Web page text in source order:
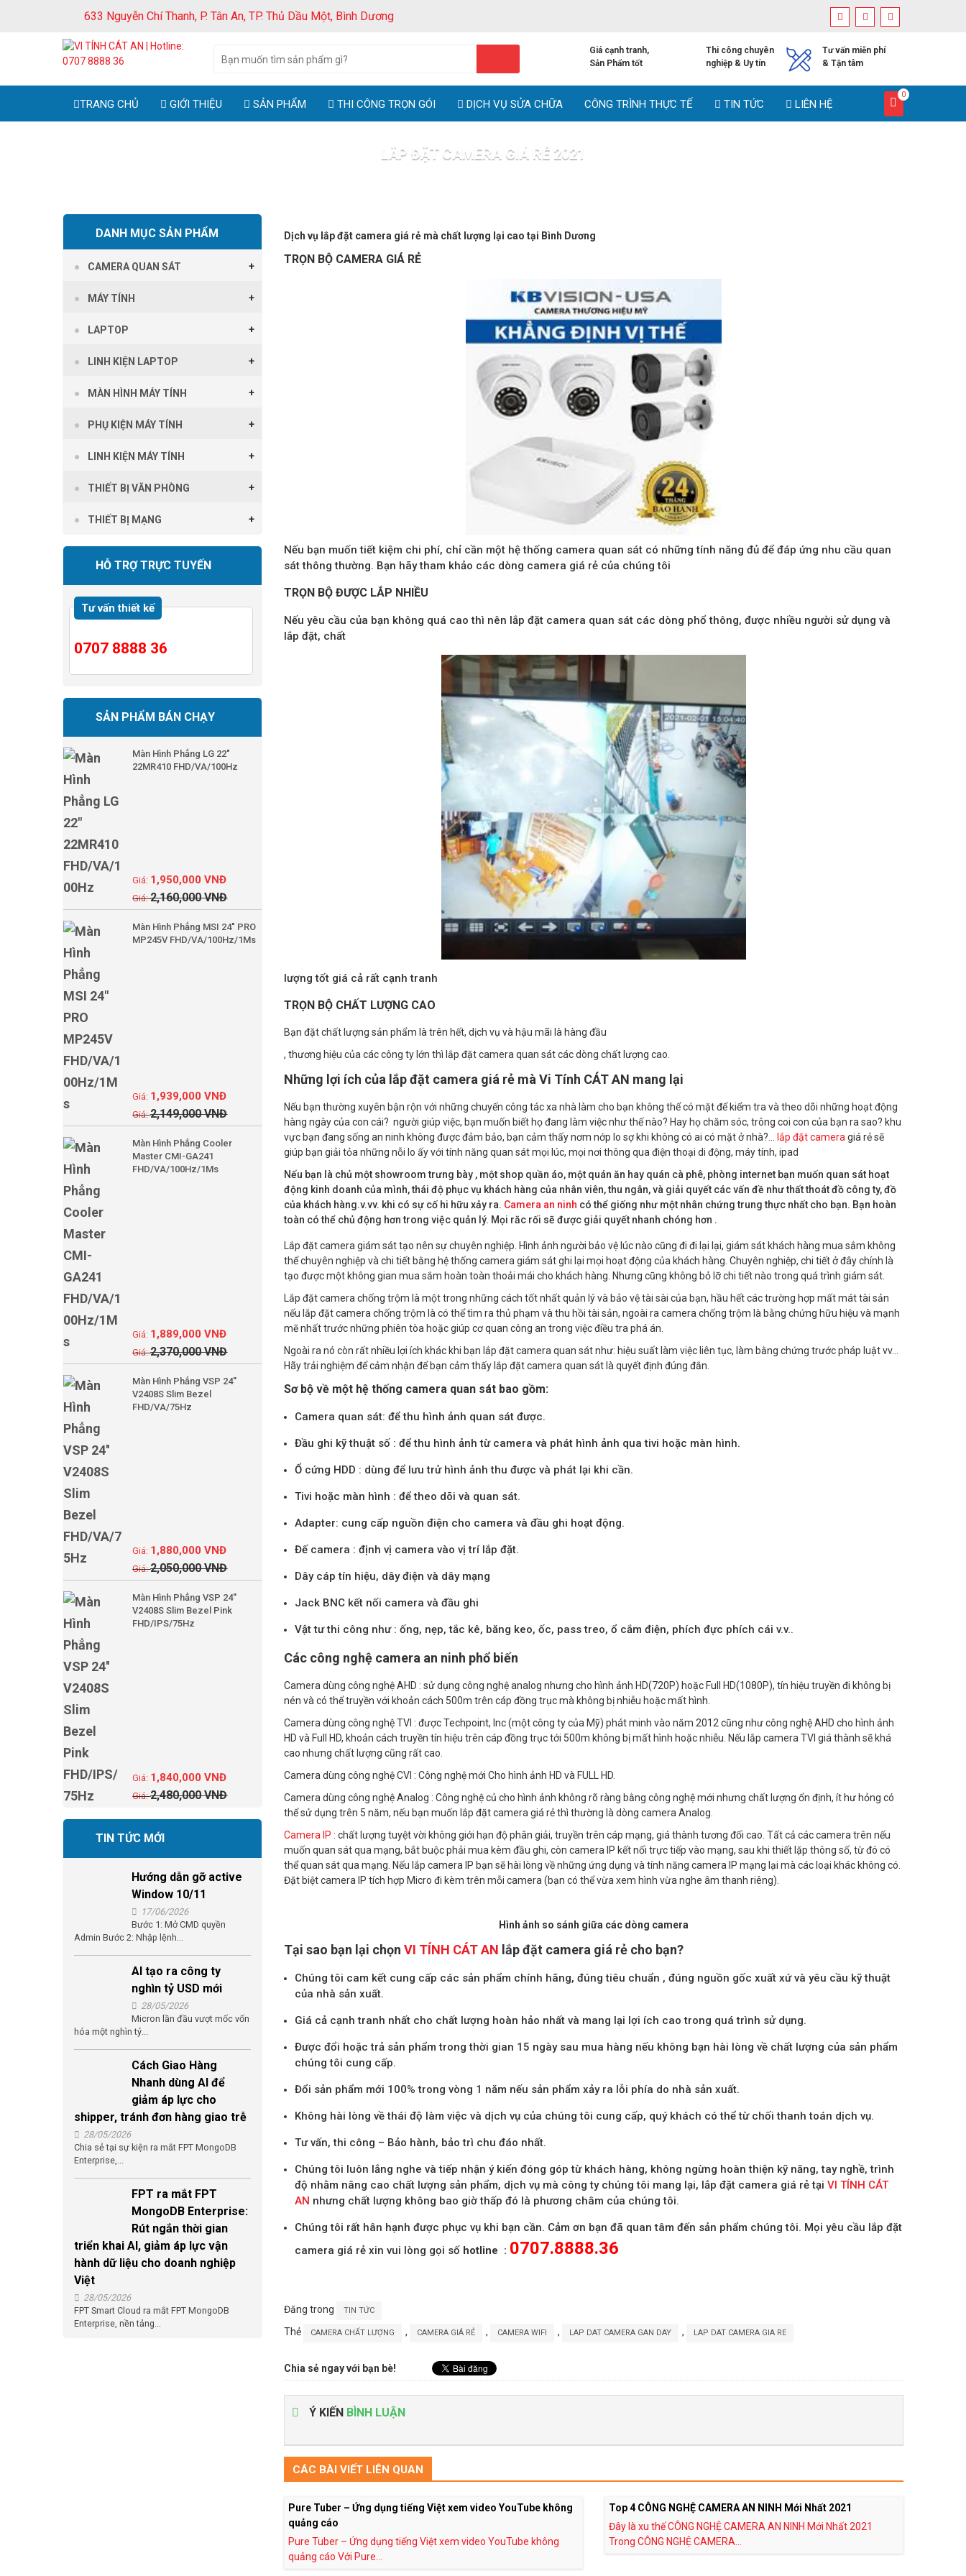
633 Nguyễn Chí Thanh, P. Tân An, TP. Thủ Dầu Một, Bình Dương
Giá cạnh tranh,
Sản Phẩm tốt
Thi công chuyên
nghiệp & Uy tín
Tư vấn miễn phí
& Tận tâm
TRANG CHỦ GIỚI THIỆU SẢN PHẨM THI CÔNG TRỌN GÓI DỊCH VỤ SỬA CHỮA CÔNG TRÌNH THỰC TẾ TIN TỨC LIÊN HỆ
0
LẮP ĐẶT CAMERA GIÁ RẺ 2021
Dịch vụ lắp đặt camera giá rẻ mà chất lượng lại cao tại Bình Dương
TRỌN BỘ CAMERA GIÁ RẺ
Nếu bạn muốn tiết kiệm chi phí, chỉ cần một hệ thống camera quan sát có những tính năng đủ để đáp ứng nhu cầu quan
sát thông thường. Bạn hãy tham khảo các dòng camera giá rẻ của chúng tôi
TRỌN BỘ ĐƯỢC LẮP NHIỀU
Nếu yêu cầu của bạn không quá cao thì nên lắp đặt camera quan sát các dòng phổ thông, được nhiều người sử dụng và
lắp đặt, chất
lượng tốt giá cả rất cạnh tranh
TRỌN BỘ CHẤT LƯỢNG CAO
Bạn đặt chất lượng sản phẩm là trên hết, dịch vụ và hậu mãi là hàng đầu
, thương hiệu của các công ty lớn thì lắp đặt camera quan sát các dòng chất lượng cao.
Những lợi ích của lắp đặt camera giá rẻ mà Vi Tính CÁT AN mang lại
Nếu bạn thường xuyên bận rộn với những chuyến công tác xa nhà làm cho bạn không thể có mặt để kiểm tra và theo dõi những hoạt động
hàng ngày của con cái? người giúp việc, bạn muốn biết họ đang làm việc như thế nào? Hay họ chăm sóc, trông coi con của bạn ra sao? khu
vực bạn đang sống an ninh không được đảm bảo, bạn cảm thấy nơm nớp lo sợ khi không có ai có mặt ở nhà?…
lắp đặt camera giá rẻ sẽ
giúp bạn giải tỏa những nỗi lo ấy với tính năng quan sát mọi lúc, mọi nơi thông qua điện thoại di động, máy tính, ipad
Nếu bạn là chủ một showroom trưng bày , một shop quần áo, một quán ăn hay quán cà phê, phòng internet bạn muốn quan sát hoạt
động kinh doanh của mình, thái độ phục vụ khách hàng của nhân viên, thu ngân, và giải quyết các vấn đề như thất thoát đồ công ty, đồ
của khách hàng.v.vv. khi có sự cố hi hữu xảy ra. Camera an ninh có thể giống như một nhân chứng trung thực nhất cho bạn. Bạn hoàn
toàn có thể chủ động hơn trong việc quản lý. Mọi răc rối sẽ được giải quyết nhanh chóng hơn .
Lắp đặt camera giám sát tạo nên sự chuyên nghiệp. Hình ảnh người bảo vệ lúc nào cũng đi đi lại lại, giám sát khách hàng mua sắm không
thể chuyên nghiệp và chi tiết bằng hệ thống camera giám sát ghi lại mọi hoạt động của khách hàng. Chuyên nghiệp, chi tiết ở đây chính là
tạo được một không gian mua sắm hoàn toàn thoải mái cho khách hàng. Nhưng cũng không bỏ lỡ chi tiết nào trong quá trình giám sát.
Lắp đặt camera chống trộm là một trong những cách tốt nhất quản lý và bảo vệ tài sài của bạn, hầu hết các trường hợp mất mát tài sản
nếu lắp đặt camera chống trộm là có thể tìm ra thủ phạm và thu hồi tài sản, ngoài ra camera chống trộm là bằng chứng hữu hiệu và mạnh
mẽ nhất trước những phiên tòa hoặc giúp cơ quan công an trong việc điều tra phá án.
Ngoài ra nó còn rất nhiều lợi ích khác khi bạn lắp đặt camera quan sát như: hiệu suất làm việc liên tục, làm bằng chứng trước pháp luật vv…
Hãy trải nghiệm để cảm nhận để bạn cảm thấy lắp đặt camera quan sát là quyết định đúng đắn.
Sơ bộ về một hệ thống camera quan sát bao gồm:
Camera quan sát: để thu hình ảnh quan sát được.
Đầu ghi kỹ thuật số : để thu hình ảnh từ camera và phát hình ảnh qua tivi hoặc màn hình.
Ổ cứng HDD : dùng để lưu trử hình ảnh thu được và phát lại khi cần.
Tivi hoặc màn hình : để theo dõi và quan sát.
Adapter: cung cấp nguồn điện cho camera và đầu ghi hoạt động.
Đế camera : định vị camera vào vị trí lắp đặt.
Dây cáp tín hiệu, dây điện và dây mạng
Jack BNC kết nối camera và đầu ghi
Vật tư thi công như : ống, nẹp, tắc kê, băng keo, ốc, pass treo, ổ cắm điện, phích đực phích cái v.v..
Các công nghệ camera an ninh phổ biến
Camera dùng công nghệ AHD : sử dụng công nghệ analog nhưng cho hình ảnh HD(720P) hoặc Full HD(1080P), tín hiệu truyền đi không bị
nén và có thể truyền với khoản cách 500m trên cáp đồng trục mà không bị nhiễu hoặc mất hình.
Camera dùng công nghệ TVI : được Techpoint, Inc (một công ty của Mỹ) phát minh vào năm 2012 cũng như công nghệ AHD cho hình ảnh
HD và Full HD, khoản cách truyền tín hiệu trên cáp đồng trục tới 500m không bị mất hình hoặc nhiễu. Nếu lắp camera TVI giá thành sẽ khá
cao nhưng chất lượng cũng rất cao.
Camera dùng công nghệ CVI : Công nghệ mới Cho hình ảnh HD và FULL HD.
Camera dùng công nghệ Analog : Công nghệ củ cho hình ảnh không rõ ràng bằng công nghệ mới nhưng chất lượng ổn định, ít hư hỏng có
thể sử dụng trên 5 năm, nếu bạn muốn lắp đặt camera giá rẻ thì thường là dòng camera Analog.
Camera IP : chất lượng tuyệt vời không giới hạn độ phân giải, truyền trên cáp mạng, giá thành tương đối cao. Tất cả các camera trên nếu
muốn quan sát qua mạng, bắt buộc phải mua kèm đầu ghi, còn camera IP kết nối trực tiếp vào mạng, sau khi thiết lặp thông số, từ đó có
thể quan sát qua mạng. Nếu lắp camera IP bạn sẽ hài lòng về những ứng dụng và tính năng camera IP mạng lại mà các loại khác không có.
Đặt biệt camera IP tích hợp Micro đi kèm trên mỗi camera (bạn có thể vừa xem hình vừa nghe âm thanh riêng).
Hình ảnh so sánh giữa các dòng camera
Tại sao bạn lại chọn VI TÍNH CÁT AN lắp đặt camera giá rẻ cho bạn?
Chúng tôi cam kết cung cấp các sản phẩm chính hãng, đúng tiêu chuẩn , đúng nguồn gốc xuất xứ và yêu cầu kỹ thuật
của nhà sản xuất.
Giá cả cạnh tranh nhất cho chất lượng hoàn hảo nhất và mang lại lợi ích cao trong quá trình sử dụng.
Được đổi hoặc trả sản phẩm trong thời gian 15 ngày sau mua hàng nếu không bạn hài lòng về chất lượng của sản phẩm
chúng tôi cung cấp.
Đổi sản phẩm mới 100% trong vòng 1 năm nếu sản phẩm xảy ra lỗi phía do nhà sản xuất.
Không hài lòng về thái độ làm việc và dịch vụ của chúng tôi cung cấp, quý khách có thể từ chối thanh toán dịch vụ.
Tư vấn, thi công – Bảo hành, bảo trì chu đáo nhất.
Chúng tôi luôn lắng nghe và tiếp nhận ý kiến đóng góp từ khách hàng, không ngừng hoàn thiện kỹ năng, tay nghề, trình
độ nhằm nâng cao chất lượng sản phẩm, dịch vụ mà công ty chúng tôi mang lại, lắp đặt camera giá rẻ tại VI TÍNH CÁT
AN nhưng chất lượng không bao giờ thấp đó là phương châm của chúng tôi.
Chúng tôi rất hân hạnh được phục vụ khi bạn cần. Cảm ơn bạn đã quan tâm đến sản phẩm chúng tôi. Mọi yêu cầu lắp đặt
camera giá rẻ xin vui lòng gọi số hotline : 0707.8888.36
Đăng trong TIN TỨC
Thẻ CAMERA CHẤT LƯỢNG , CAMERA GIÁ RẺ , CAMERA WIFI , LAP DAT CAMERA GAN DAY , LAP DAT CAMERA GIA RE
Chia sẻ ngay với bạn bè!
Ý KIẾN BÌNH LUẬN
CÁC BÀI VIẾT LIÊN QUAN
Pure Tuber – Ứng dụng tiếng Việt xem video YouTube không
quảng cáo
Pure Tuber – Ứng dụng tiếng Việt xem video YouTube không
quảng cáo Với Pure...
Top 4 CÔNG NGHỆ CAMERA AN NINH Mới Nhất 2021
Đây là xu thế CÔNG NGHỆ CAMERA AN NINH Mới Nhất 2021
Trong CÔNG NGHỆ CAMERA...
DANH MỤC SẢN PHẨM
CAMERA QUAN SÁT
MÁY TÍNH
LAPTOP
LINH KIỆN LAPTOP
MÀN HÌNH MÁY TÍNH
PHỤ KIỆN MÁY TÍNH
LINH KIỆN MÁY TÍNH
THIẾT BỊ VĂN PHÒNG
THIẾT BỊ MẠNG
HỖ TRỢ TRỰC TUYẾN
Tư vấn thiết kế
0707 8888 36
SẢN PHẨM BÁN CHẠY
Màn Hình Phẳng LG 22"
22MR410 FHD/VA/100Hz
2,160,000VNĐ
1,950,000VNĐ
Màn Hình Phẳng MSI 24" PRO
MP245V FHD/VA/100Hz/1Ms
2,149,000VNĐ
1,939,000VNĐ
Màn Hình Phẳng Cooler
Master CMI-GA241
FHD/VA/100Hz/1Ms
2,370,000VNĐ
1,889,000VNĐ
Màn Hình Phẳng VSP 24''
V2408S Slim Bezel
FHD/VA/75Hz
2,050,000VNĐ
1,880,000VNĐ
Màn Hình Phẳng VSP 24''
V2408S Slim Bezel Pink
FHD/IPS/75Hz
2,480,000VNĐ
1,840,000VNĐ
TIN TỨC MỚI
Hướng dẫn gỡ active
Window 10/11
17/06/2026
Bước 1: Mở CMD quyền
Admin Bước 2: Nhập lệnh...
AI tạo ra công ty
nghìn tỷ USD mới
28/05/2026
Micron lần đầu vượt mốc vốn
hóa một nghìn tỷ...
Cách Giao Hàng
Nhanh dùng AI để
giảm áp lực cho
shipper, tránh đơn hàng giao trễ
28/05/2026
Chia sẻ tại sự kiện ra mắt FPT MongoDB
Enterprise,...
FPT ra mắt FPT
MongoDB Enterprise:
Rút ngắn thời gian
triển khai AI, giảm áp lực vận
hành dữ liệu cho doanh nghiệp
Việt
28/05/2026
FPT Smart Cloud ra mắt FPT MongoDB
Enterprise, nền tảng...